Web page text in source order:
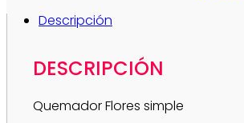
Descripción
DESCRIPCIÓN
Quemador Flores simple